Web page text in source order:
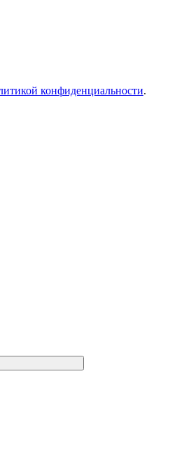
конфиденциальности.